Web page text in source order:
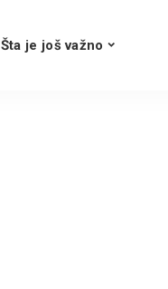
Šta je još važno